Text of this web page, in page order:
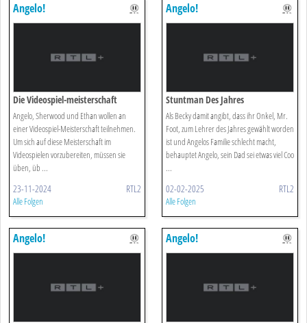
Angelo!
Die Videospiel-meisterschaft
Angelo, Sherwood und Ethan wollen an
einer Videospiel-Meisterschaft teilnehmen.
Um sich auf diese Meisterschaft im
Videospielen vorzubereiten, müssen sie
üben, üb ...
23-11-2024 RTL2
Alle Folgen
Angelo!
Stuntman Des Jahres
Als Becky damit angibt, dass ihr Onkel, Mr.
Foot, zum Lehrer des Jahres gewählt worden
ist und Angelos Familie schlecht macht,
behauptet Angelo, sein Dad sei etwas viel Coo
...
02-02-2025 RTL2
Alle Folgen
Angelo! Angelo!